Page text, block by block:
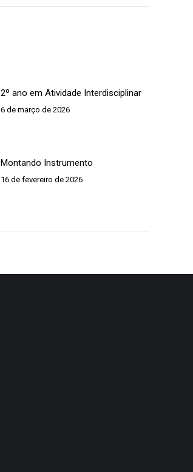
2º ano em Atividade Interdisciplinar
6 de março de 2026
Montando Instrumento
16 de fevereiro de 2026